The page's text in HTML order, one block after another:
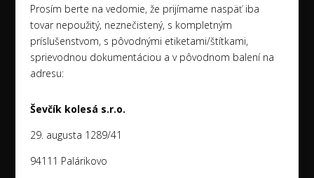
Prosím berte na vedomie, že prijímame naspäť iba
tovar nepoužitý, neznečistený, s kompletným
príslušenstvom, s pôvodnými etiketami/štítkami,
sprievodnou dokumentáciou a v pôvodnom balení na
adresu:
Ševčík kolesá s.r.o.
29. augusta 1289/41
94111 Palárikovo